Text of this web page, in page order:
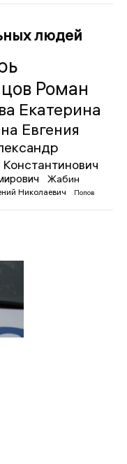
людей
Роман
Екатерина
Евгения
Жабин
Николаевич
Попов